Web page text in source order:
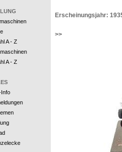
A - Z
A - Z
Info
Erscheinungsjahr:
>>